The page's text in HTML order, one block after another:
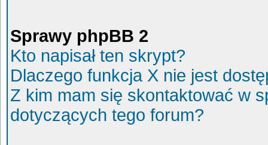
Sprawy phpBB 2
Kto napisał ten skrypt?
Dlaczego funkcja X nie jest
Z kim mam się skontaktować w
dotyczących tego forum?